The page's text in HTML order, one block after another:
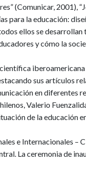
(Comunicar, 2001),
para la educación:
ellos se desarrollan
y cómo la
sus artículos
en diferentes
Valerio
de la educación
e Internacionales –
La ceremonia de